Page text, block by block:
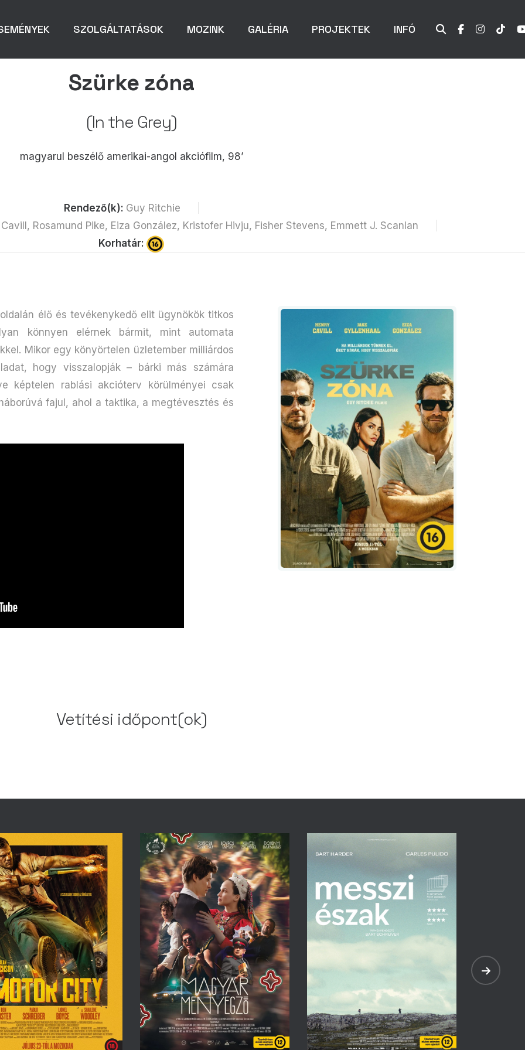
SZOLGÁLTATÁSOK MOZINK GALÉRIA PROJEKTEK INFÓ
Szürke zóna
(In the Grey)
magyarul beszélő amerikai-angol akciófilm, 98’
Rendező(k): Guy Ritchie
Rosamund Pike, Eiza González, Kristofer Hivju, Fisher Stevens, Emmett J. Scanlan
Korhatár:
élő és tevékenykedő elit ügynökök titkos
könnyen elérnek bármit, mint automata
Mikor egy könyörtelen üzletember milliárdos
hogy visszalopják – bárki más számára
képtelen rablási akcióterv körülményei csak
fajul, ahol a taktika, a megtévesztés és
Vetítési időpont(ok)